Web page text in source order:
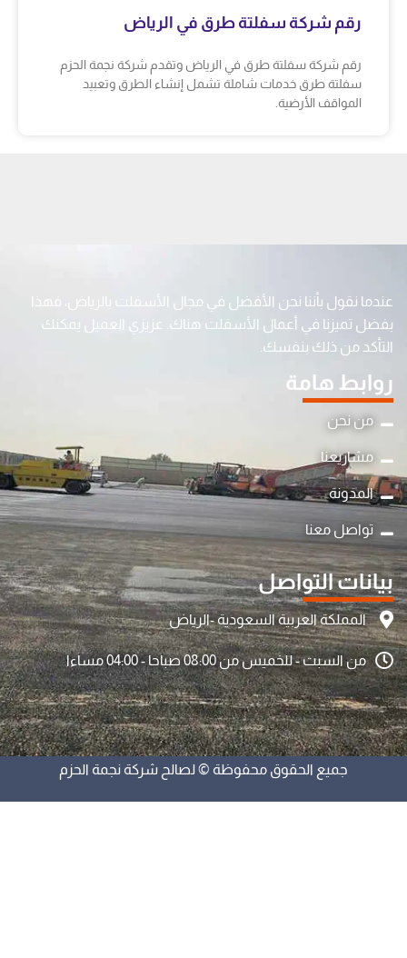
رقم شركة سفلتة طرق في الرياض
رقم شركة سفلتة طرق في الرياض وتقدم شركة نجمة الحزم
سفلتة طرق خدمات شاملة تشمل إنشاء الطرق وتعبيد
المواقف الأرضية.
عندما نقول بأننا نحن الأفضل في مجال الأسفلت بالرياض، فهذا
بفضل تميزنا في أعمال الأسفلت هناك. عزيزي العميل يمكنك
التأكد من ذلك بنفسك.
روابط هامة
من نحن
مشاريعنا
المدونة
تواصل معنا
بيانات التواصل
المملكة العربية السعودية -الرياض
من السبت - للخميس من 08:00 صباحا - 04:00 مساءا
جميع الحقوق محفوظة © لصالح شركة نجمة الحزم